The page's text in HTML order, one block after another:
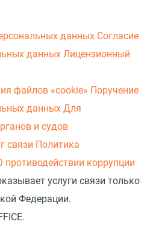
данных Согласие
данных Лицензионный
файлов «cookie» Поручение
данных Для
и судов
связи Политика
противодействии коррупции
услуги связи только
Федерации.